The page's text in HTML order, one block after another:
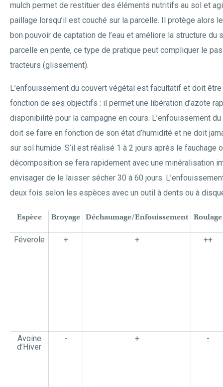
mulch permet de restituer des éléments nutritifs au sol et
paillage lorsqu’il est couché sur la parcelle. Il protège alors
bon pouvoir de captation de l’eau et améliore la structure du
parcelle en pente, ce type de pratique peut compliquer le
tracteurs (glissement).
L’enfouissement du couvert végétal est facultatif et doit être
fonction de ses objectifs : il permet une libération d’azote
disponibilité pour la campagne en cours. L’enfouissement
doit se faire en fonction de son état d’humidité et ne doit
sur sol humide. S’il est réalisé 1 à 2 jours après le fauchage
décomposition se fera rapidement avec une minéralisation
envisager de le laisser sécher 30 à 60 jours.
deux fois selon les espèces avec un outil à dents ou à
Espèce Broyage Déchaumage/Enfouissement Roulage
Féverole + + ++
Avoine
d’Hiver
- + -